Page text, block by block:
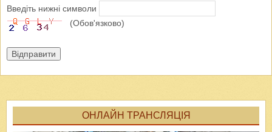
Введіть нижні символи
(Обов'язково)
Відправити
ОНЛАЙН ТРАНСЛЯЦІЯ